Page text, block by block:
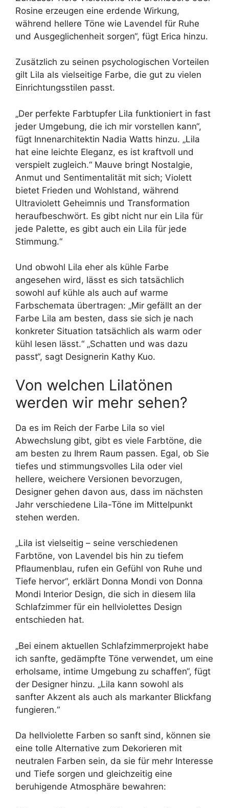
Rosine erzeugen eine erdende Wirkung,
während hellere Töne wie Lavendel für Ruhe
und Ausgeglichenheit sorgen“, fügt Erica hinzu.
Zusätzlich zu seinen psychologischen Vorteilen
gilt Lila als vielseitige Farbe, die gut zu vielen
Einrichtungsstilen passt.
„Der perfekte Farbtupfer Lila funktioniert in fast
jeder Umgebung, die ich mir vorstellen kann“,
fügt Innenarchitektin Nadia Watts hinzu. „Lila
hat eine leichte Eleganz, es ist kraftvoll und
verspielt zugleich.“ Mauve bringt Nostalgie,
Anmut und Sentimentalität mit sich; Violett
bietet Frieden und Wohlstand, während
Ultraviolett Geheimnis und Transformation
heraufbeschwört. Es gibt nicht nur ein Lila für
jede Palette, es gibt auch ein Lila für jede
Stimmung.“
Und obwohl Lila eher als kühle Farbe
angesehen wird, lässt es sich tatsächlich
sowohl auf kühle als auch auf warme
Farbschemata übertragen: „Mir gefällt an der
Farbe Lila am besten, dass sie sich je nach
konkreter Situation tatsächlich als warm oder
kühl lesen lässt.“ „Schatten und was dazu
passt“, sagt Designerin Kathy Kuo.
Von welchen Lilatönen
werden wir mehr sehen?
Da es im Reich der Farbe Lila so viel
Abwechslung gibt, gibt es viele Farbtöne, die
am besten zu Ihrem Raum passen. Egal, ob Sie
tiefes und stimmungsvolles Lila oder viel
hellere, weichere Versionen bevorzugen,
Designer gehen davon aus, dass im nächsten
Jahr verschiedene Lila-Töne im Mittelpunkt
stehen werden.
„Lila ist vielseitig – seine verschiedenen
Farbtöne, von Lavendel bis hin zu tiefem
Pflaumenblau, rufen ein Gefühl von Ruhe und
Tiefe hervor“, erklärt Donna Mondi von Donna
Mondi Interior Design, die sich in diesem lila
Schlafzimmer für ein hellviolettes Design
entschieden hat.
„Bei einem aktuellen Schlafzimmerprojekt habe
ich sanfte, gedämpfte Töne verwendet, um eine
erholsame, intime Umgebung zu schaffen“, fügt
der Designer hinzu. „Lila kann sowohl als
sanfter Akzent als auch als markanter Blickfang
fungieren.“
Da hellviolette Farben so sanft sind, können sie
eine tolle Alternative zum Dekorieren mit
neutralen Farben sein, da sie für mehr Interesse
und Tiefe sorgen und gleichzeitig eine
beruhigende Atmosphäre bewahren: